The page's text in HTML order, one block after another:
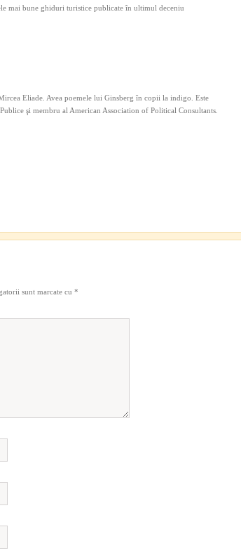
mai bune ghiduri turistice publicate în ultimul deceniu
Eliade. Avea poemele lui Ginsberg în copii la indigo. Este
şi membru al American Association of Political Consultants.
sunt marcate cu *